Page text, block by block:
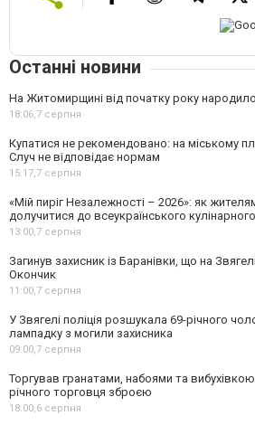
Останні новини
На Житомирщині від початку року
18:06,7 серпня
Купатися не рекомендовано: на міському
Случ не відповідає нормам
15:17,7 серпня
«Мій пиріг Незалежності – 2026»: як
долучитися до всеукраїнського
13:00,7 серпня
Загинув захисник із Баранівки, що на
Окончик
11:00,7 серпня
У Звягелі поліція розшукала 69-річного
лампадку з могили захисника
09:00,7 серпня
Торгував гранатами, набоями та
річного торговця зброєю
18:00,6 серпня